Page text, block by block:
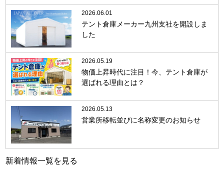
2026.06.01
テント倉庫メーカー九州支社を開設しま
した
2026.05.19
物価上昇時代に注目！今、テント倉庫が
選ばれる理由とは？
2026.05.13
営業所移転並びに名称変更のお知らせ
新着情報一覧を見る